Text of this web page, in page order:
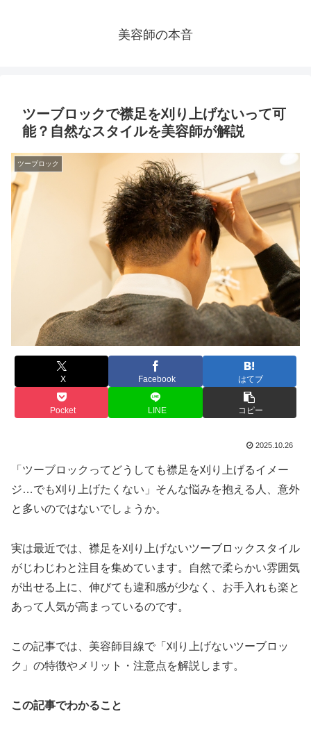
美容師の本音
ツーブロックで襟足を刈り上げないって可
能？自然なスタイルを美容師が解説
ツーブロック
X Facebook はてブ
Pocket LINE コピー
2025.10.26
「ツーブロックってどうしても襟足を刈り上げるイメー
ジ…でも刈り上げたくない」そんな悩みを抱える人、意外
と多いのではないでしょうか。
実は最近では、襟足を刈り上げないツーブロックスタイル
がじわじわと注目を集めています。自然で柔らかい雰囲気
が出せる上に、伸びても違和感が少なく、お手入れも楽と
あって人気が高まっているのです。
この記事では、美容師目線で「刈り上げないツーブロッ
ク」の特徴やメリット・注意点を解説します。
この記事でわかること